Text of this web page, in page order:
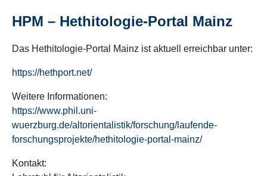
HPM – Hethitologie-Portal Mainz
Das Hethitologie-Portal Mainz ist aktuell erreichbar unter:
https://hethport.net/
Weitere Informationen:
https://www.phil.uni-
wuerzburg.de/altorientalistik/forschung/laufende-
forschungsprojekte/hethitologie-portal-mainz/
Kontakt: